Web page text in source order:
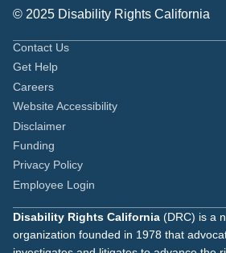
© 2025 Disability Rights California
Contact Us
Get Help
Careers
Website Accessibility
Disclaimer
Funding
Privacy Policy
Employee Login
Disability Rights California (DRC) is a
organization founded in 1978 that